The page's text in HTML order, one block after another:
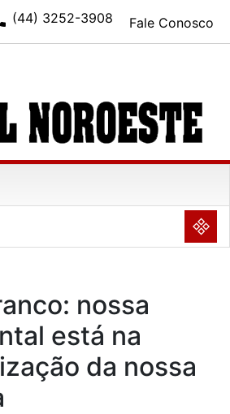
Fale Conosco
(44) 3252-3908
NULL
nossa
está na
da nossa